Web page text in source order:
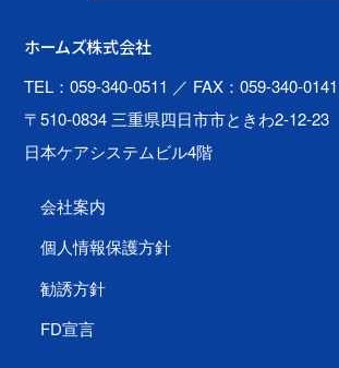
ホームズ株式会社
TEL：059-340-0511 ／ FAX：059-340-0141
〒510-0834 三重県四日市市ときわ2-12-23
日本ケアシステムビル4階
会社案内
個人情報保護方針
勧誘方針
FD宣言